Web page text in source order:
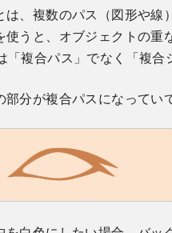
は、複数のパス（図形や線
使うと、オブジェクトの重
「複合パス」でなく「複合
部分が複合パスになってい